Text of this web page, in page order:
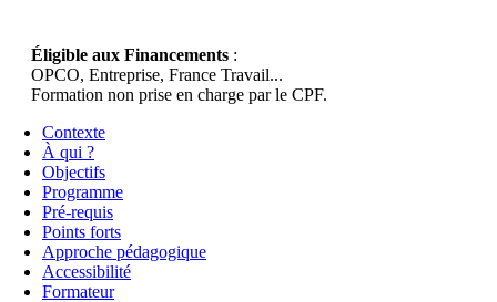
Éligible aux Financements :
OPCO, Entreprise, France Travail...
Formation non prise en charge par le CPF.
Contexte
À qui ?
Objectifs
Programme
Pré-requis
Points forts
Approche pédagogique
Accessibilité
Formateur